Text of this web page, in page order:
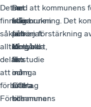
Det
finns
såklart
alltid
delar
att
förbättra.
För
en
fråga
som
Vårgårda
likt
många
andra
kommuner
har
kommunen
påbörjat
en
förstudie
inom
COI
tillsammans
Det
står
för
förnybart,
flex
och
företag
och
med att kommunens
elförbrukning. Det
och en förstärkning
Nothall.